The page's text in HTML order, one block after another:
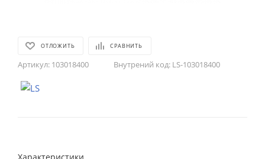
ОТЛОЖИТЬ СРАВНИТЬ
Артикул: 103018400 Внутрений код: LS-103018400